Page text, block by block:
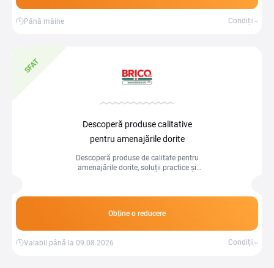
Până mâine Condiții
SFAT
Descoperă produse calitative
pentru amenajările dorite
Descoperă produse de calitate pentru
amenajările dorite, soluții practice și
Obține o reducere
Valabil până la 09.08.2026 Condiții